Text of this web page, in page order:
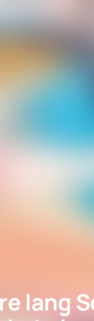
lang